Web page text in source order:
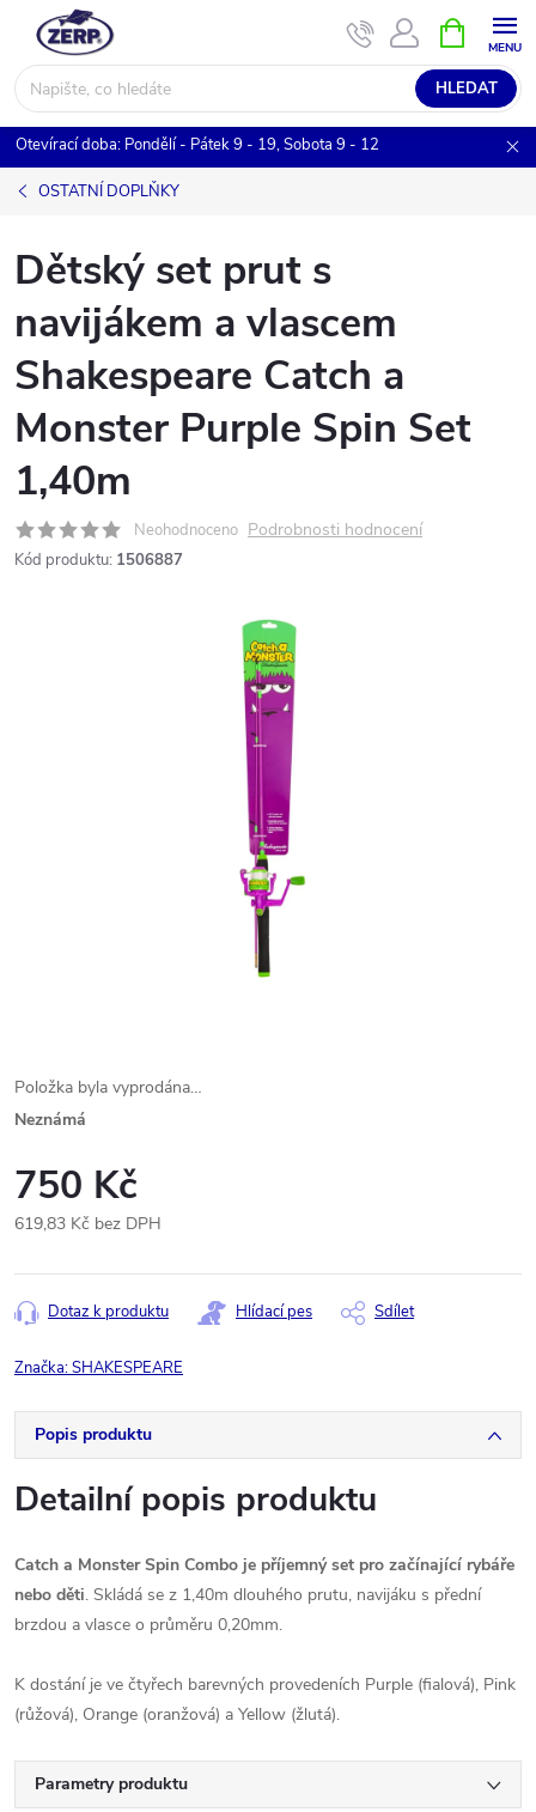
obsah
HLEDAT
NÁKUPNÍ
KOŠÍK
Otevírací doba: Pondělí - Pátek 9 - 19, Sobota 9 - 12
OSTATNÍ DOPLŇKY
Dětský set prut s
navijákem a vlascem
Shakespeare Catch a
Monster Purple Spin Set
1,40m
Neohodnoceno Podrobnosti hodnocení
Kód produktu: 1506887
Položka byla vyprodána…
Neznámá
750 Kč
619,83 Kč bez DPH
cena:
Dotaz k produktu Hlídací pes Sdílet
Značka:SHAKESPEARE
Popis produktu
Detailní popis produktu
Catch a Monster Spin Combo je příjemný set pro začínající rybáře
nebo děti. Skládá se z 1,40m dlouhého prutu, navijáku s přední
brzdou a vlasce o průměru 0,20mm.
K dostání je ve čtyřech barevných provedeních Purple (fialová), Pink
(růžová), Orange (oranžová) a Yellow (žlutá).
Parametry produktu